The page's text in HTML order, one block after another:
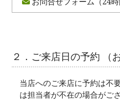
２．ご来店日の予約 （
当店へのご来店に予約は不
は担当者が不在の場合がござ